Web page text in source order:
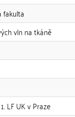
fakulta
vln na tkáně
LF UK v Praze